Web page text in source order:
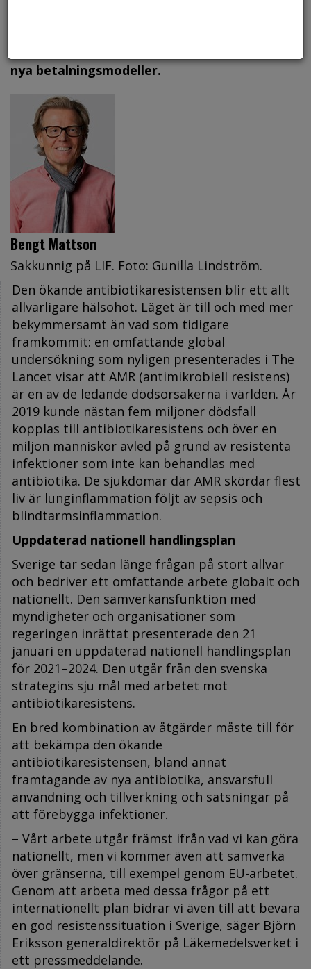
nya betalningsmodeller.
Bengt Mattson
Sakkunnig på LIF. Foto: Gunilla Lindström.
Den ökande antibiotikaresistensen blir ett allt
allvarligare hälsohot. Läget är till och med mer
bekymmersamt än vad som tidigare
framkommit: en omfattande global
undersökning som nyligen presenterades i The
Lancet visar att AMR (antimikrobiell resistens)
är en av de ledande dödsorsakerna i världen. År
2019 kunde nästan fem miljoner dödsfall
kopplas till antibiotikaresistens och över en
miljon människor avled på grund av resistenta
infektioner som inte kan behandlas med
antibiotika. De sjukdomar där AMR skördar flest
liv är lunginflammation följt av sepsis och
blindtarmsinflammation.
Uppdaterad nationell handlingsplan
Sverige tar sedan länge frågan på stort allvar
och bedriver ett omfattande arbete globalt och
nationellt. Den samverkansfunktion med
myndigheter och organisationer som
regeringen inrättat presenterade den 21
januari en uppdaterad nationell handlingsplan
för 2021–2024. Den utgår från den svenska
strategins sju mål med arbetet mot
antibiotikaresistens.
En bred kombination av åtgärder måste till för
att bekämpa den ökande
antibiotikaresistensen, bland annat
framtagande av nya antibiotika, ansvarsfull
användning och tillverkning och satsningar på
att förebygga infektioner.
– Vårt arbete utgår främst ifrån vad vi kan göra
nationellt, men vi kommer även att samverka
över gränserna, till exempel genom EU-arbetet.
Genom att arbeta med dessa frågor på ett
internationellt plan bidrar vi även till att bevara
en god resistenssituation i Sverige, säger Björn
Eriksson generaldirektör på Läkemedelsverket i
ett pressmeddelande.